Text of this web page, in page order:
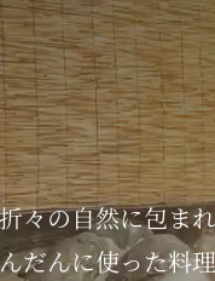
リゾートをご利用頂
にご利用いただくた
期間中は朝の大浴場
）～1月30日（金）
々の自然に包ま
だんに使った料